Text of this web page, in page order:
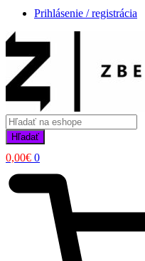
Prihlásenie / registrácia
Products
search
Hľadať
0,00€ 0